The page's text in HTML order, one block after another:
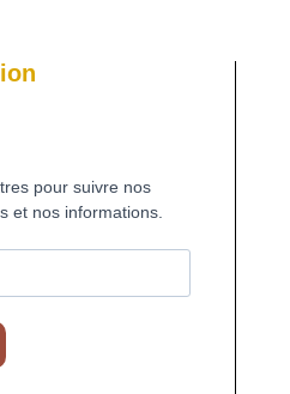
pour suivre nos
et nos informations.